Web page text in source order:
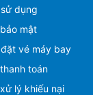
dụng
mật
vé máy bay
toán
lý khiếu nại